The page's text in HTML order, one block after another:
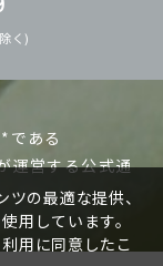
く)
である
運営する公式通
日本人の肌に
の最適な提供、
用しています。
用に同意したこ